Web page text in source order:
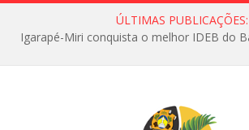
ÚLTIMAS PUBLICAÇÕES: